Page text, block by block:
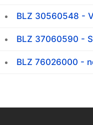
BLZ 30560548 -
BLZ 37060590 -
BLZ 76026000 -